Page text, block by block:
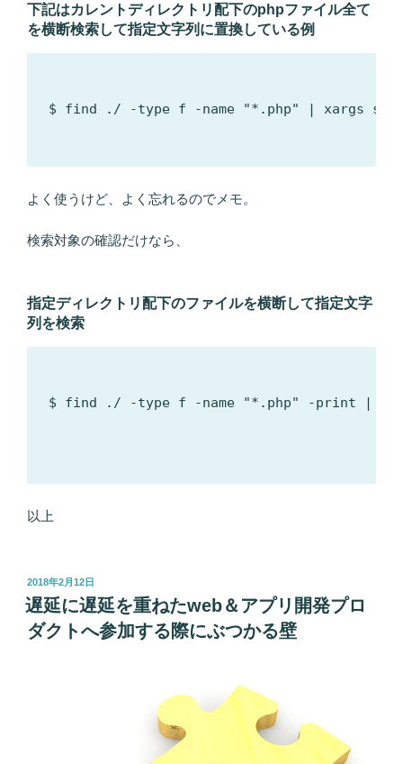
下記はカレントディレクトリ配下のphpファイル全て
を横断検索して指定文字列に置換している例
$ find ./ -type f -name "*.php" | xargs sed -i
よく使うけど、よく忘れるのでメモ。
検索対象の確認だけなら、
指定ディレクトリ配下のファイルを横断して指定文字
列を検索
$ find ./ -type f -name "*.php" -print |
以上
投
稿
日:
2018年2月12日
遅延に遅延を重ねたweb＆アプリ開発プロ
ダクトへ参加する際にぶつかる壁